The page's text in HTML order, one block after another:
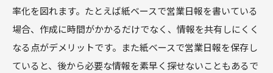
率化を図れます。たとえば紙ベースで営業日報を書いている
場合、作成に時間がかかるだけでなく、情報を共有しにくく
なる点がデメリットです。また紙ベースで営業日報を保存し
ていると、後から必要な情報を素早く探せないこともあるで